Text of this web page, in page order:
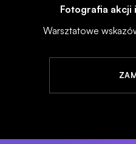
Fotografia akcji
Warsztatowe